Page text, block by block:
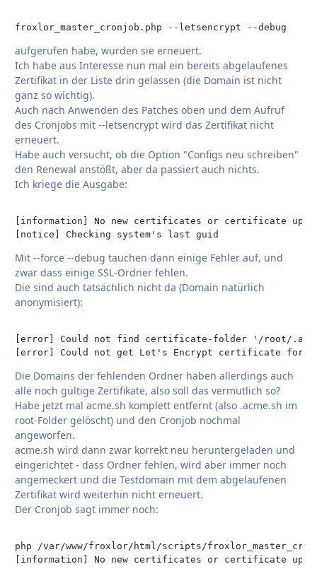
froxlor_master_cronjob.php --letsencrypt --debug
aufgerufen habe, wurden sie erneuert.
Ich habe aus Interesse nun mal ein bereits abgelaufenes
Zertifikat in der Liste drin gelassen (die Domain ist nicht
ganz so wichtig).
Auch nach Anwenden des Patches oben und dem Aufruf
des Cronjobs mit --letsencrypt wird das Zertifikat nicht
erneuert.
Habe auch versucht, ob die Option "Configs neu schreiben"
den Renewal anstößt, aber da passiert auch nichts.
Ich kriege die Ausgabe:
[information] No new certificates or certificate
[notice] Checking system's last guid
Mit --force --debug tauchen dann einige Fehler auf, und
zwar dass einige SSL-Ordner fehlen.
Die sind auch tatsächlich nicht da (Domain natürlich
anonymisiert):
[error] Could not find certificate-folder '/root/
[error] Could not get Let's Encrypt certificate for
Die Domains der fehlenden Ordner haben allerdings auch
alle noch gültige Zertifikate, also soll das vermutlich so?
Habe jetzt mal acme.sh komplett entfernt (also .acme.sh im
root-Folder gelöscht) und den Cronjob nochmal
angeworfen.
acme.sh wird dann zwar korrekt neu heruntergeladen und
eingerichtet - dass Ordner fehlen, wird aber immer noch
angemeckert und die Testdomain mit dem abgelaufenen
Zertifikat wird weiterhin nicht erneuert.
Der Cronjob sagt immer noch:
php /var/www/froxlor/html/scripts/
[information] No new certificates or certificate